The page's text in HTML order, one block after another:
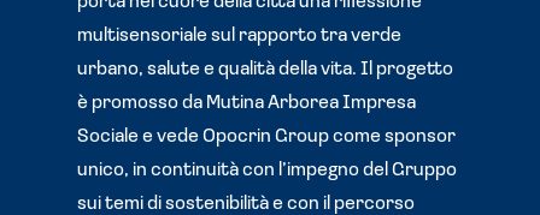
multisensoriale sul rapporto tra verde
urbano, salute e qualità della vita. Il progetto
è promosso da Mutina Arborea Impresa
Sociale e vede Opocrin Group come sponsor
unico, in continuità con l’impegno del Gruppo
sui temi di sostenibilità e con il percorso